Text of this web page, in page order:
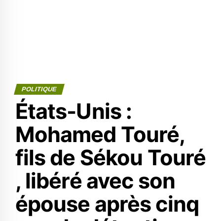
POLITIQUE
États-Unis :
Mohamed Touré,
fils de Sékou Touré
, libéré avec son
épouse après cinq